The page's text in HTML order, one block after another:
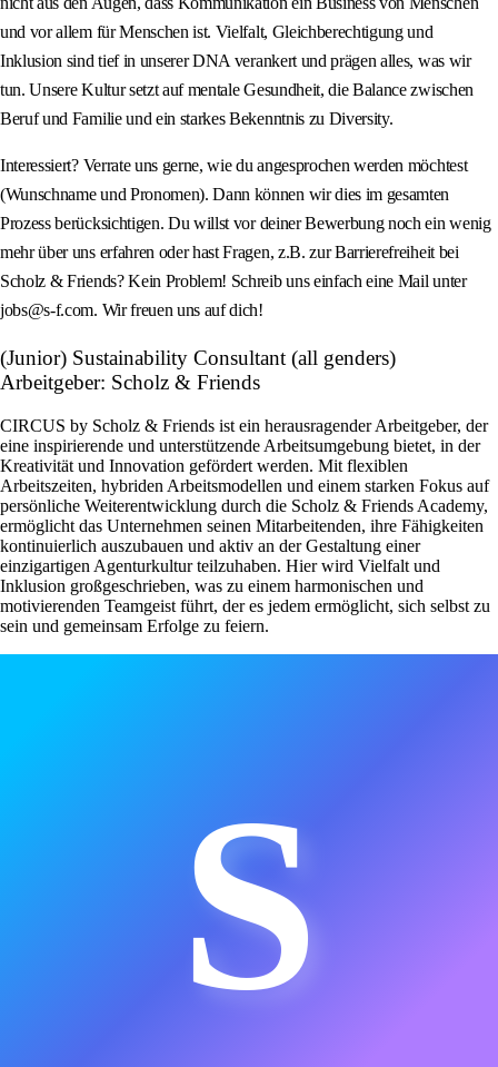
und vor allem für Menschen ist. Vielfalt, Gleichberechtigung und
Inklusion sind tief in unserer DNA verankert und prägen alles, was wir
tun. Unsere Kultur setzt auf mentale Gesundheit, die Balance zwischen
Beruf und Familie und ein starkes Bekenntnis zu Diversity.
Interessiert? Verrate uns gerne, wie du angesprochen werden möchtest
(Wunschname und Pronomen). Dann können wir dies im gesamten
Prozess berücksichtigen. Du willst vor deiner Bewerbung noch ein wenig
mehr über uns erfahren oder hast Fragen, z.B. zur Barrierefreiheit bei
Scholz & Friends? Kein Problem! Schreib uns einfach eine Mail unter
jobs@s-f.com. Wir freuen uns auf dich!
(Junior) Sustainability Consultant (all genders)
Arbeitgeber: Scholz & Friends
CIRCUS by Scholz & Friends ist ein herausragender Arbeitgeber, der
eine inspirierende und unterstützende Arbeitsumgebung bietet, in der
Kreativität und Innovation gefördert werden. Mit flexiblen
Arbeitszeiten, hybriden Arbeitsmodellen und einem starken Fokus auf
persönliche Weiterentwicklung durch die Scholz & Friends Academy,
ermöglicht das Unternehmen seinen Mitarbeitenden, ihre Fähigkeiten
kontinuierlich auszubauen und aktiv an der Gestaltung einer
einzigartigen Agenturkultur teilzuhaben. Hier wird Vielfalt und
Inklusion großgeschrieben, was zu einem harmonischen und
motivierenden Teamgeist führt, der es jedem ermöglicht, sich selbst zu
sein und gemeinsam Erfolge zu feiern.
S